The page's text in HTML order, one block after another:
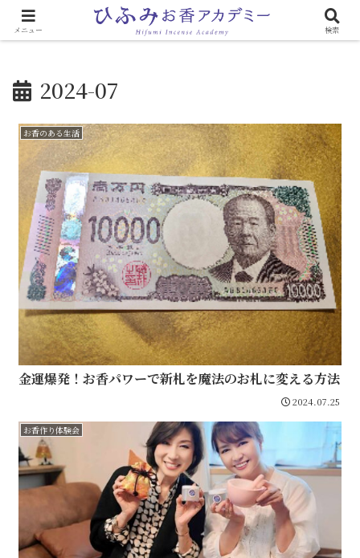
心と体に効く「お香のある生活」
2024-07
お香のある生活
金運爆発！お香パワーで新札を魔法のお札に変える方法
2024.07.25
お香作り体験会
メニュー 検索